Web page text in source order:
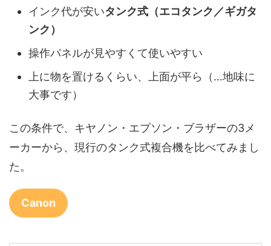
インク代が安いタンク式（エコタンク／ギガタ
ンク）
操作パネルが見やすくて使いやすい
上に物を置けるくらい、上面が平ら（…地味に
大事です）
この条件で、キヤノン・エプソン・ブラザーの3メ
ーカーから、現行のタンク式複合機を比べてみまし
た。
Canon